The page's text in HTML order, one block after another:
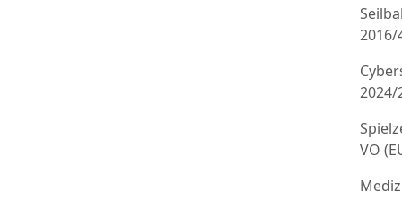
2016/
2024/
VO